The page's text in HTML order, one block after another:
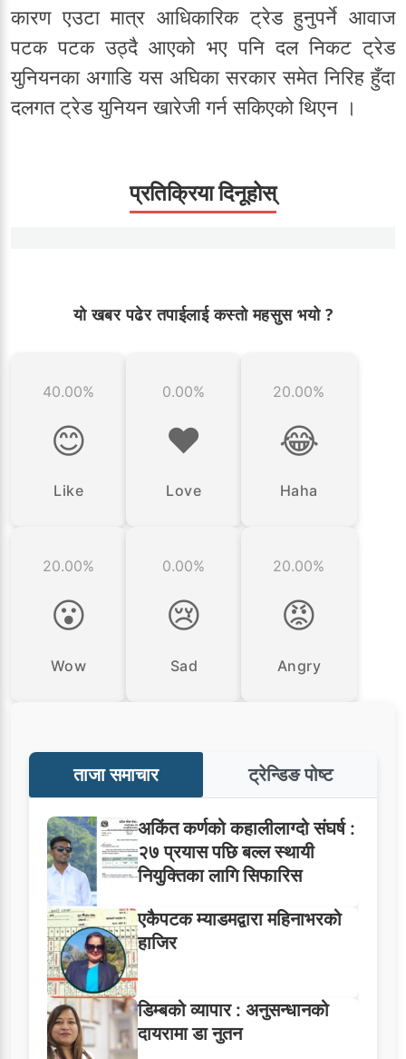
कारण एउटा मात्र आधिकारिक ट्रेड हुनुपर्ने आवाज
पटक पटक उठ्दै आएको भए पनि दल निकट ट्रेड
युनियनका अगाडि यस अघिका सरकार समेत निरिह हुँदा
दलगत ट्रेड युनियन खारेजी गर्न सकिएको थिएन ।
प्रतिक्रिया दिनूहोस्
यो खबर पढेर तपाईलाई कस्तो महसुस भयो ?
40.00%
😊
Like
0.00%
❤️
Love
20.00%
😂
Haha
20.00%
😮
Wow
0.00%
😢
Sad
20.00%
😡
Angry
ताजा समाचार ट्रेन्डिङ पोष्ट
अकिंत कर्णको कहालीलाग्दो संघर्ष :
२७ प्रयास पछि बल्ल स्थायी
नियुक्तिका लागि सिफारिस
एकैपटक म्याडमद्वारा महिनाभरको
हाजिर
डिम्बको व्यापार : अनुसन्धानको
दायरामा डा नुतन